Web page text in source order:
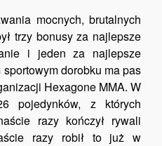
mocnych, brutalnych
trzy bonusy za najlepsze
i jeden za najlepsze
dorobku ma pas
Hexagone MMA. W
pojedynków, z których
razy kończył rywali
razy robił to już w